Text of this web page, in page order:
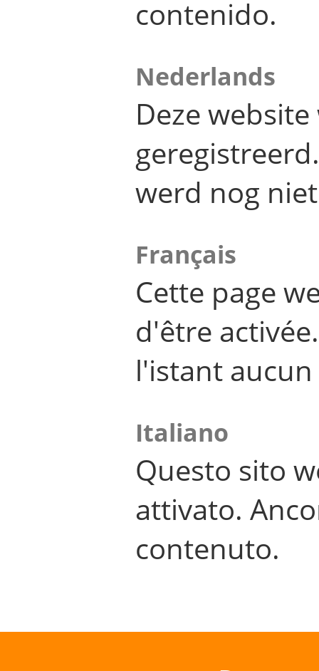
contenido.
Nederlands
Deze
werd nog
Français
Cette page
d'être
l'istant
Italiano
Questo sito
attivato.
contenuto.